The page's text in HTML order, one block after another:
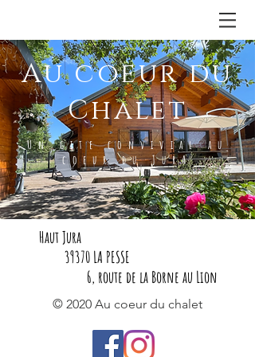
Au coeur du
Chalet
Un gite convivial au
coeur du JurA
Haut Jura
39370 LA PESSE
6, route de la Borne au Lion
© 2020 Au coeur du chalet